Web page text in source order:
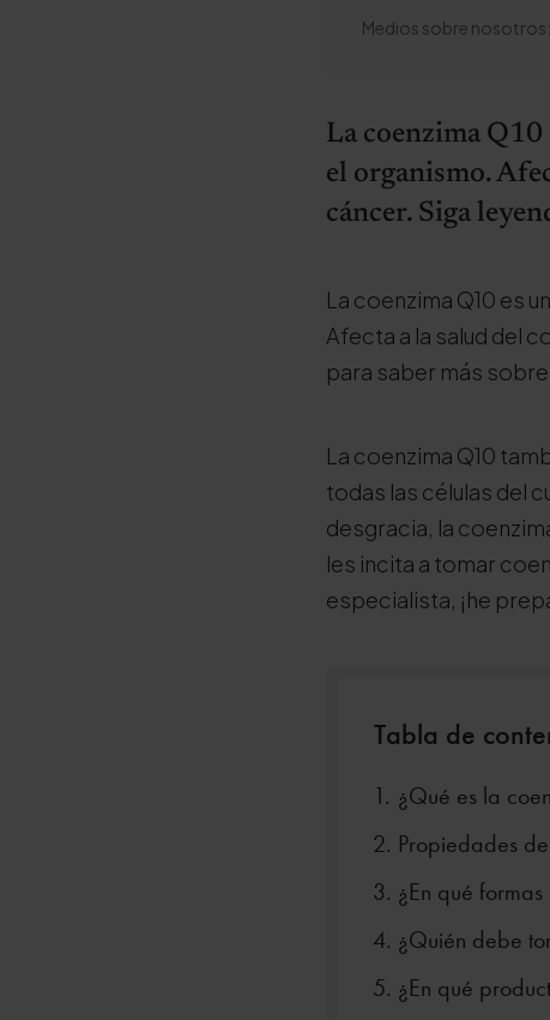
Medios sobre nosotros:
La coenzima Q10
el organismo.
cáncer. Siga
La coenzima Q10 es
Afecta a la salud del
para saber más
La coenzima Q10
todas las células del
desgracia, la
les incita a tomar
especialista, ¡he
Tabla de
¿Qué es la
Propiedades
¿En qué
¿Quién debe
¿En qué